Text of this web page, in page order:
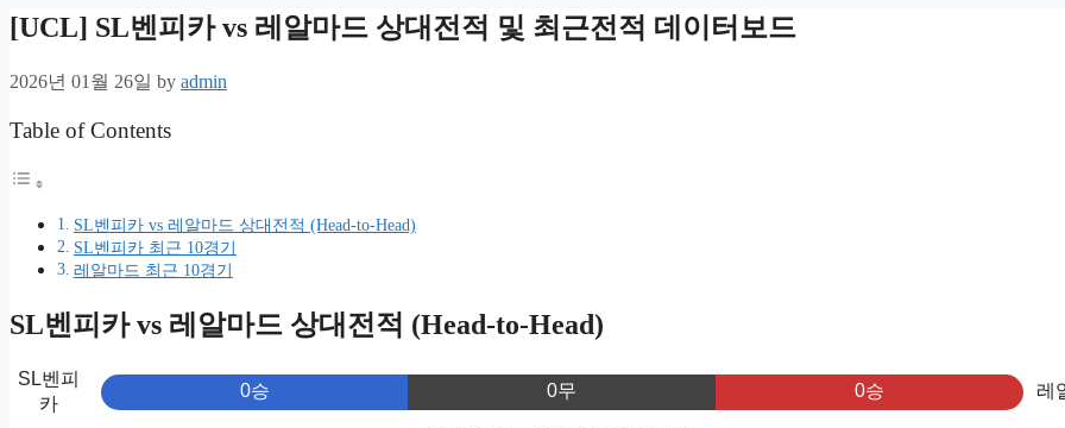
[UCL] SL벤피카 vs 레알마드 상대전적 및 최근전적 데이터보드
2026년 01월 26일 by admin
Table of Contents
SL벤피카 vs 레알마드 상대전적 (Head-to-Head)
SL벤피카 최근 10경기
레알마드 최근 10경기
SL벤피카 vs 레알마드 상대전적 (Head-to-Head)
SL벤피
카
0승 0무 0승 레